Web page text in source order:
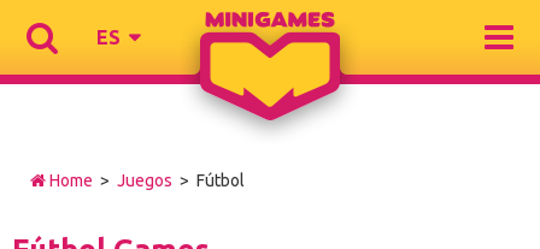
ES
Home > Juegos > Fútbol